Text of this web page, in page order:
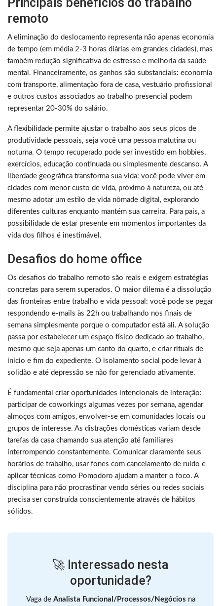
remoto
A eliminação do deslocamento representa não apenas economia
de tempo (em média 2-3 horas diárias em grandes cidades), mas
também redução significativa de estresse e melhoria da saúde
mental. Financeiramente, os ganhos são substanciais: economia
com transporte, alimentação fora de casa, vestuário profissional
e outros custos associados ao trabalho presencial podem
representar 20-30% do salário.
A flexibilidade permite ajustar o trabalho aos seus picos de
produtividade pessoais, seja você uma pessoa matutina ou
noturna. O tempo recuperado pode ser investido em hobbies,
exercícios, educação continuada ou simplesmente descanso. A
liberdade geográfica transforma sua vida: você pode viver em
cidades com menor custo de vida, próximo à natureza, ou até
mesmo adotar um estilo de vida nômade digital, explorando
diferentes culturas enquanto mantém sua carreira. Para pais, a
possibilidade de estar presente em momentos importantes da
vida dos filhos é inestimável.
Desafios do home office
Os desafios do trabalho remoto são reais e exigem estratégias
concretas para serem superados. O maior dilema é a dissolução
das fronteiras entre trabalho e vida pessoal: você pode se pegar
respondendo e-mails às 22h ou trabalhando nos finais de
semana simplesmente porque o computador está ali. A solução
passa por estabelecer um espaço físico dedicado ao trabalho,
mesmo que seja apenas um canto do quarto, e criar rituais de
início e fim do expediente. O isolamento social pode levar à
solidão e até depressão se não for gerenciado ativamente.
É fundamental criar oportunidades intencionais de interação:
participar de coworkings algumas vezes por semana, agendar
almoços com amigos, envolver-se em comunidades locais ou
grupos de interesse. As distrações domésticas variam desde
tarefas da casa chamando sua atenção até familiares
interrompendo constantemente. Comunicar claramente seus
horários de trabalho, usar fones com cancelamento de ruído e
aplicar técnicas como Pomodoro ajudam a manter o foco. A
disciplina para não procrastinar vendo séries ou redes sociais
precisa ser construída conscientemente através de hábitos
sólidos.
🚀 Interessado nesta
oportunidade?
Vaga de Analista Funcional/Processos/Negócios na